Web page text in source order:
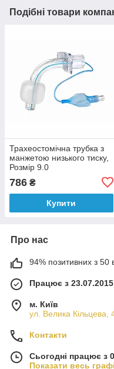
Подібні товари
Трахеостомічна трубка з
манжетою низького тиску,
Розмір 9.0
786 ₴
Купити
Про нас
94% позитивних з 50
Працює з 23.07.2015
м. Київ
ул. Велика Кільцева,
Контакти
Сьогодні працює з
Показати весь